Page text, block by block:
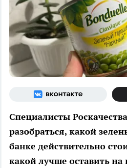
Специалисты
разобраться, какой
банке действительно
какой лучше оставить на